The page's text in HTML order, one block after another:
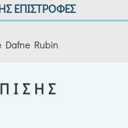
ΕΠΙΣΤΡΟΦΕΣ
Dafne Rubin